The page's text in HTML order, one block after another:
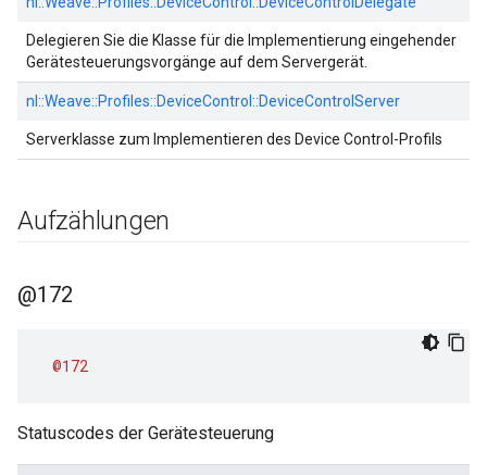
Delegieren Sie die Klasse für die Implementierung eingehender
Gerätesteuerungsvorgänge auf dem Servergerät.
nl::Weave::Profiles::DeviceControl::DeviceControlServer
Serverklasse zum Implementieren des Device Control-Profils
Aufzählungen
@172
@172
Statuscodes der Gerätesteuerung